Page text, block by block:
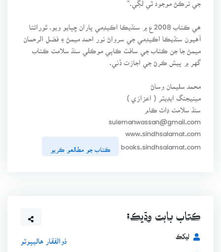
هي ڪتاب 2008ع ۾ سنڌيڪا اڪيڊمي پاران ڇپايو ويو. ٿورائتا
آهيون سنڌيڪا اڪيڊمي جي سرواڻ نور احمد ميمڻ ۽ فضل الرحمان
ميمڻ جا جن ڪتاب جي سافٽ ڪاپي موڪلي سنڌ سلامت ڪتاب
گهر ۾ پيش ڪرڻ جي اجازت ڏني.
محمد سليمان وساڻ
مينيجنگ ايڊيٽر ( اعزازي )
سنڌ سلامت ڊاٽ ڪام
sulemanwassan@gmail.com
www.sindhsalamat.com
books.sindhsalamat.com
ڪتاب جو مطالعو ڪريو
ڪتاب بابت وڌيڪ:
ليکڪ ذوالفقار هاليپوٽو